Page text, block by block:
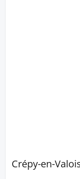
Crépy-en-